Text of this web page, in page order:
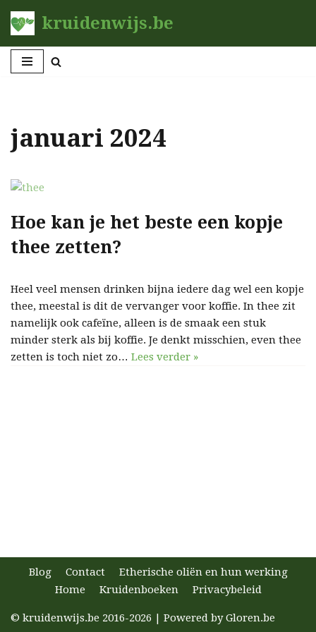
Ga
naar
de
kruidenwijs.be
januari 2024
Hoe kan je het beste een kopje
thee zetten?
Heel veel mensen drinken bijna iedere dag wel een kopje
thee, meestal is dit de vervanger voor koffie. In thee zit
namelijk ook cafeïne, alleen is de smaak een stuk
minder sterk als bij koffie. Je denkt misschien, even thee
zetten is toch niet zo… Lees verder »
Blog Contact
Etherische oliën en hun werking
Home
Kruidenboeken Privacybeleid
© kruidenwijs.be 2016-2026 | Powered byGloren.be